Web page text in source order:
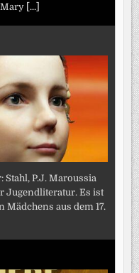
[...]
P.J. Maroussia
Jugendliteratur. Es ist
aus dem 17.